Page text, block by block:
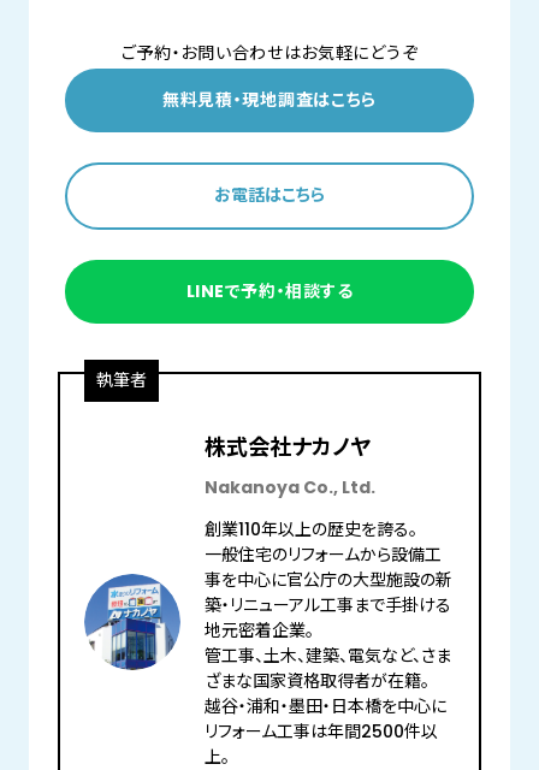
ご予約・お問い合わせはお気軽にどうぞ
無料見積・現地調査はこちら
お電話はこちら
LINEで予約・相談する
執筆者
株式会社ナカノヤ
Nakanoya Co., Ltd.
創業110年以上の歴史を誇る。
一般住宅のリフォームから設備工
事を中心に官公庁の大型施設の新
築・リニューアル工事まで手掛ける
地元密着企業。
管工事、土木、建築、電気など、さま
ざまな国家資格取得者が在籍。
越谷・浦和・墨田・日本橋を中心に
リフォーム工事は年間2500件以
上。